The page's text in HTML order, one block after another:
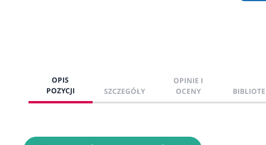
OPIS
POZYCJI
SZCZEGÓŁY
OPINIE I
OCENY